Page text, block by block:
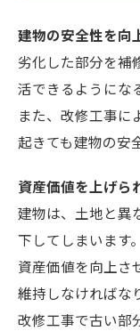
建物の安全性を向
劣化した部分を補
活できるようにな
また、改修工事に
起きても建物の安
資産価値を上げら
建物は、土地と異
下してしまいます。
資産価値を向上さ
維持しなければな
改修工事で古い部